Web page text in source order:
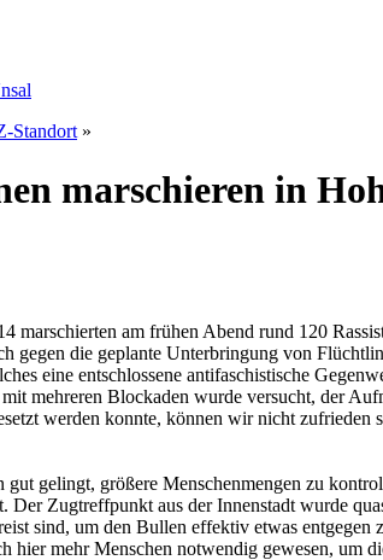
Standort »
marschieren in
marschierten am frühen Abend rund 120
gegen die geplante Unterbringung von
eine entschlossene antifaschistische
mehreren Blockaden wurde versucht, der
werden konnte, können wir nicht
gelingt, größere Menschenmengen zu
Der Zugtreffpunkt aus der Innenstadt wurde
sind, um den Bullen effektiv etwas
hier mehr Menschen notwendig gewesen, um